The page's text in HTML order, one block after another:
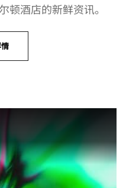
顿酒店的新鲜资讯。